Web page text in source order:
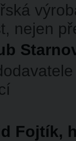
nejen
Fojtík,